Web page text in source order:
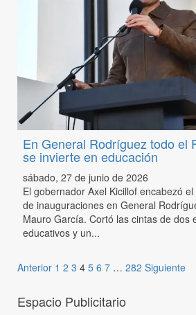
En General Rodríguez todo el
se invierte en educación
sábado, 27 de junio de 2026
El gobernador Axel Kicillof encabezó
de inauguraciones en General
Mauro García. Cortó las cintas de dos
educativos y un...
Anterior 1 2 3 4 5 6 7 … 282 Siguiente
Espacio Publicitario